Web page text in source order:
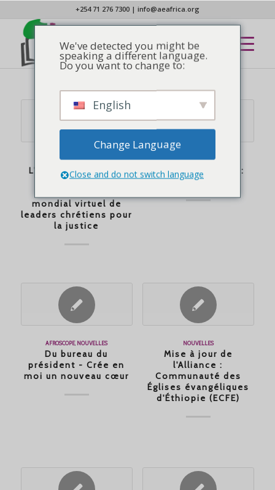
+254 71 276 7300| info@aeafrica.org
AFROSCOPE,NOUVELLES
L'AEA et Sojourners
organisent un
mondial virtuel de
leaders chrétiens pour
la justice
NOUVELLES
Lazarus Chakwera :
L’espoir délivré
AFROSCOPE, NOUVELLES
Du bureau du
président - Crée en
moi un nouveau cœur
NOUVELLES
Mise à jour de
l'Alliance :
Communauté des
Églises évangéliques
d'Éthiopie (ECFE)
We've detected you might be
speaking a different language.
Do you want to change to:
English
Change Language
Close and do not switch language